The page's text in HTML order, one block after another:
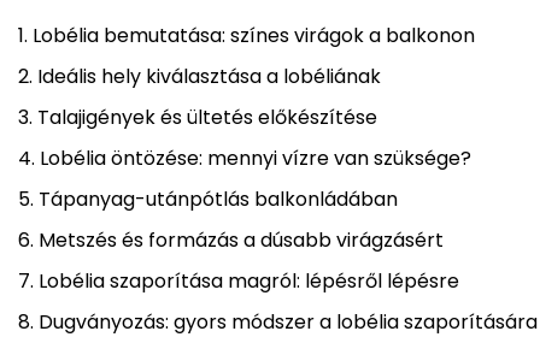
Lobélia bemutatása: színes virágok a balkonon
Ideális hely kiválasztása a lobéliának
Talajigények és ültetés előkészítése
Lobélia öntözése: mennyi vízre van szüksége?
Tápanyag-utánpótlás balkonládában
Metszés és formázás a dúsabb virágzásért
Lobélia szaporítása magról: lépésről lépésre
Dugványozás: gyors módszer a lobélia szaporítására